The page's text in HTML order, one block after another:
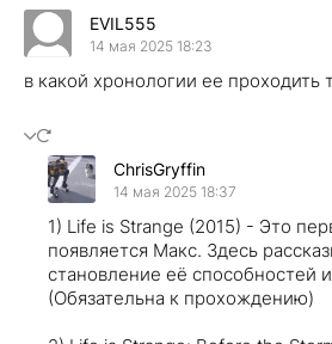
EVIL555
14 мая 2025 18:23
в какой хронологии ее проходить
ChrisGryffin
14 мая 2025 18:37
1) Life is Strange (2015) - Это
появляется Макс. Здесь
становление её способностей
(Обязательна к прохождению)